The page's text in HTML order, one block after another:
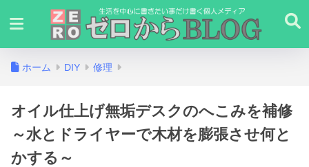
ホーム DIY 修理
オイル仕上げ無垢デスクのへこみを補修
～水とドライヤーで木材を膨張させ何と
かする～